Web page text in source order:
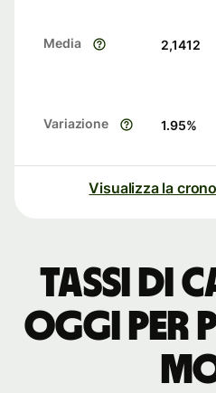
Media 2,1412
Variazione 1.95%
Visualizza la
Tassi di
oggi per